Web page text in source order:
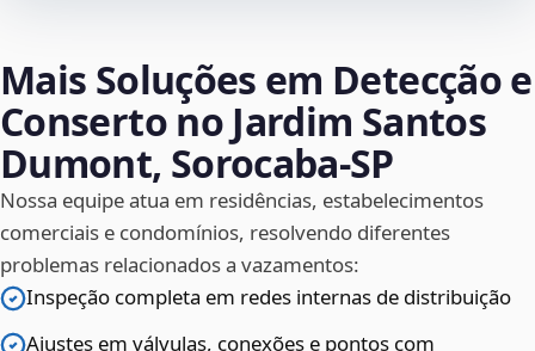
Mais Soluções em Detecção e
Conserto no Jardim Santos
Dumont, Sorocaba‑SP
Nossa equipe atua em residências, estabelecimentos
comerciais e condomínios, resolvendo diferentes
problemas relacionados a vazamentos:
Inspeção completa em redes internas de distribuição
Ajustes em válvulas, conexões e pontos com